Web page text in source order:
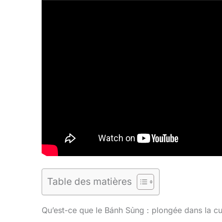
Table des matières
Qu’est-ce que le Bánh Sủng : plongée dans la